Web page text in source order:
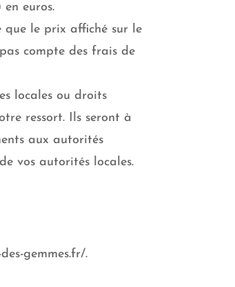
euros.
que le prix affiché sur le
compte des frais de
locales ou droits
ressort. Ils seront à
aux autorités
vos autorités locales.
gemmes.fr/.